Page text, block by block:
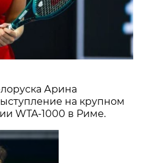
Арина
на крупном
WTA-1000 в Риме.